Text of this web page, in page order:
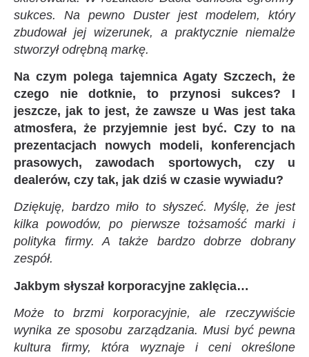
sukces. Na pewno Duster jest modelem, który
zbudował jej wizerunek, a praktycznie niemalże
stworzył odrębną markę.
Na czym polega tajemnica Agaty Szczech, że
czego nie dotknie, to przynosi sukces? I
jeszcze, jak to jest, że zawsze u Was jest taka
atmosfera, że przyjemnie jest być. Czy to na
prezentacjach nowych modeli, konferencjach
prasowych, zawodach sportowych, czy u
dealerów, czy tak, jak dziś w czasie wywiadu?
Dziękuję, bardzo miło to słyszeć. Myślę, że jest
kilka powodów, po pierwsze tożsamość marki i
polityka firmy. A także bardzo dobrze dobrany
zespół.
Jakbym słyszał korporacyjne zaklęcia…
Może to brzmi korporacyjnie, ale rzeczywiście
wynika ze sposobu zarządzania. Musi być pewna
kultura firmy, która wyznaje i ceni określone